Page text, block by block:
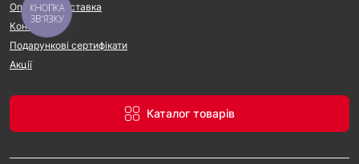
Оплата та доставка
Контакти
Подарункові сертифікати
Акції
Каталог товарів
КНОПКА
ЗВ'ЯЗКУ